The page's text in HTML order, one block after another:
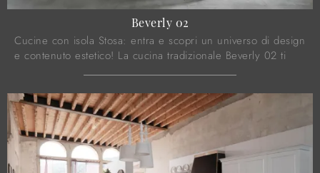
Beverly 02
Cucine con isola Stosa: entra e scopri un universo di design
e contenuto estetico! La cucina tradizionale Beverly 02 ti